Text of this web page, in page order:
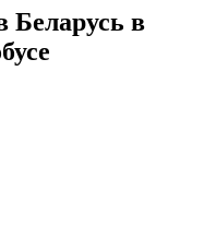
Беларусь в